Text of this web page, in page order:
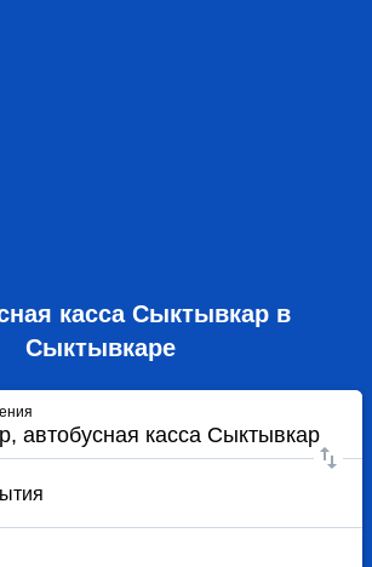
касса Сыктывкар в
Сыктывкаре